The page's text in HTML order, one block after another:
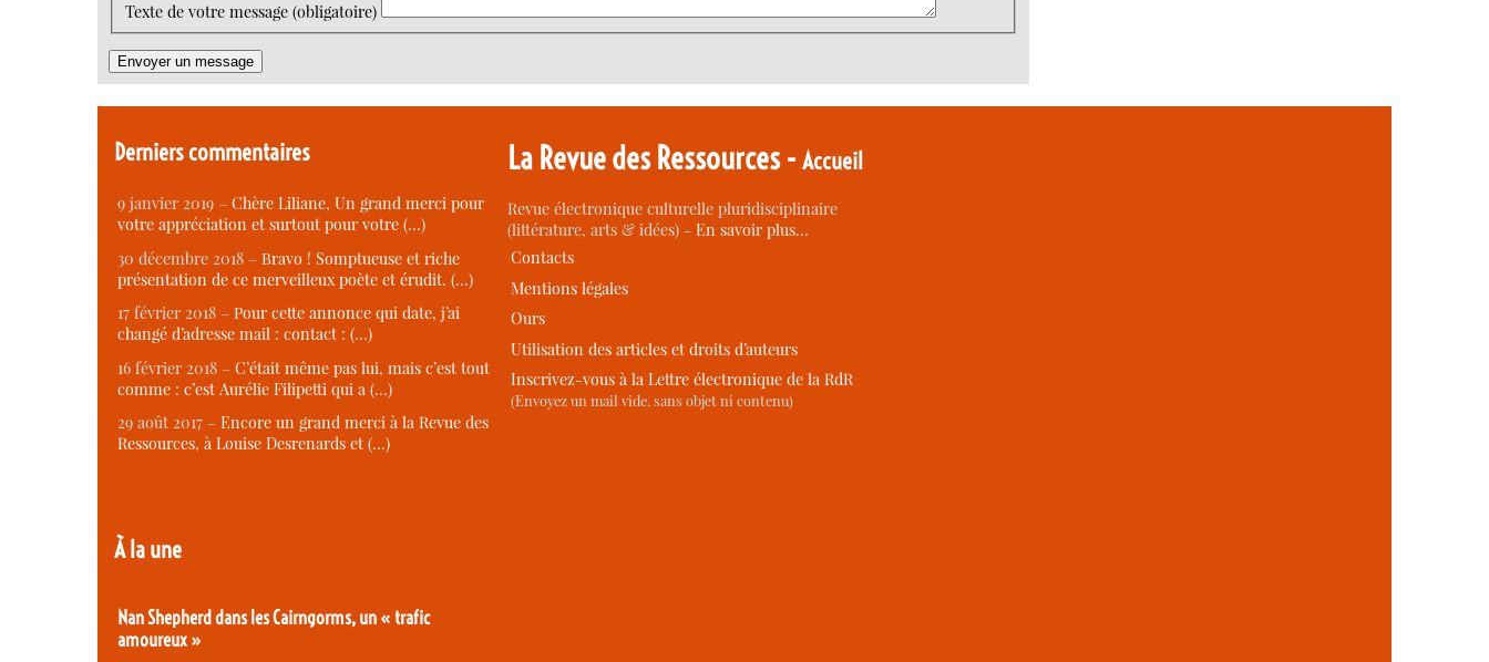
Texte de votre message (obligatoire)
Derniers commentaires
9 janvier 2019 – Chère Liliane, Un grand merci pour
votre appréciation et surtout pour votre (…)
30 décembre 2018 – Bravo ! Somptueuse et riche
présentation de ce merveilleux poète et érudit. (…)
17 février 2018 – Pour cette annonce qui date, j’ai
changé d’adresse mail : contact : (…)
16 février 2018 – C’était même pas lui, mais c’est tout
comme : c’est Aurélie Filipetti qui a (…)
29 août 2017 – Encore un grand merci à la Revue des
Ressources, à Louise Desrenards et (…)
À la une
Nan Shepherd dans les Cairngorms, un « trafic
amoureux »
La Revue des Ressources -Accueil
Revue électronique culturelle pluridisciplinaire
(littérature, arts & idées) -En savoir plus…
Contacts
Mentions légales
Ours
Utilisation des articles et droits d’auteurs
Inscrivez-vous à la Lettre électronique de la RdR
(Envoyez un mail vide, sans objet ni contenu)